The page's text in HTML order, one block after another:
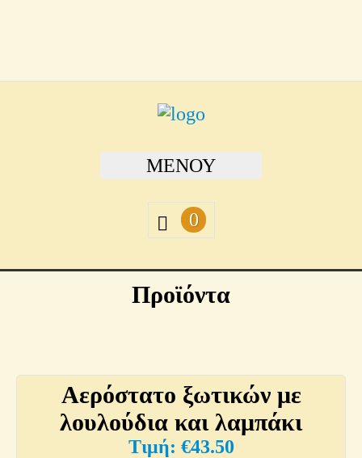
ΜΕΝΟΎ
0
Προϊόντα
Αερόστατο ξωτικών με
λουλούδια και λαμπάκι
€43.50